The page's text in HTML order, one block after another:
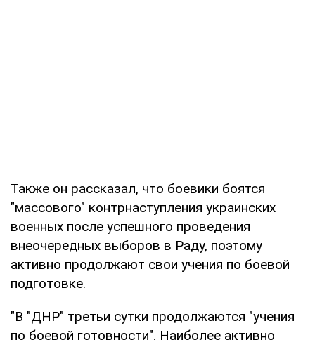
Также он рассказал, что боевики боятся
"массового" контрнаступления украинских
военных после успешного проведения
внеочередных выборов в Раду, поэтому
активно продолжают свои учения по боевой
подготовке.
"В "ДНР" третьи сутки продолжаются "учения
по боевой готовности". Наиболее активно